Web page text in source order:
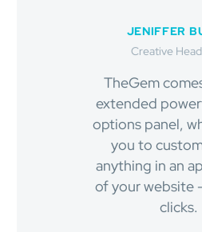
JENIFFER
Creative
TheGem
extended
options panel,
you to
anything in an
of your website
clicks.